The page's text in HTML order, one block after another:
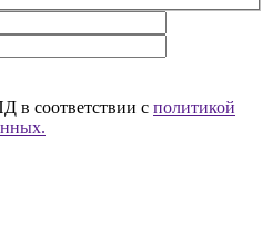
в соответствии с политикой